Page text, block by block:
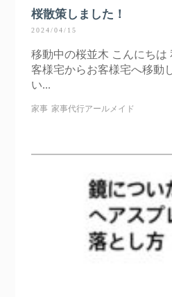
桜散策しました！
2024/04/15
移動中の桜並木 こんにちは
客様宅からお客様宅へ移動
い...
家事 家事代行アールメイド